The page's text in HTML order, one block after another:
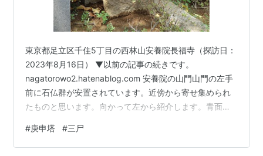
東京都足立区千住5丁目の西林山安養院長福寺（探訪日：
2023年8月16日） ▼以前の記事の続きです。
nagatorowo2.hatenablog.com 安養院の山門山門の左手
前に石仏群が安置されています。近傍から寄せ集められ
たものと思います。向かって左から紹介します。青面金
送三尸之毒虫二世願滿早」 御尊容（立像、合掌一面六
臂、唐破風笠付角柱型）、その他像容・彫像（日天月
#庚申塔 #三尸